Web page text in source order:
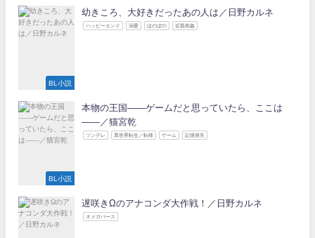
BL小説
幼きころ、大好きだったあの人は／日野カルネ
ハッピーエンド 溺愛 ほのぼの 近親相姦
BL小説
本物の王国――ゲームだと思っていたら、ここは
――／猫宮乾
ツンデレ 異世界転生／転移 ゲーム 記憶喪失
遅咲きΩのアナコンダ大作戦！／日野カルネ
オメガバース